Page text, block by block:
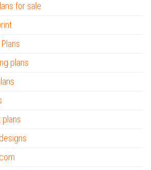
for sale
plans
plans